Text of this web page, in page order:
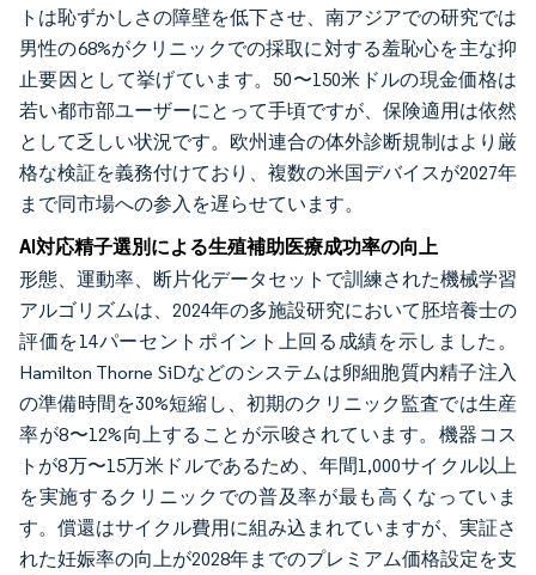
トは恥ずかしさの障壁を低下させ、南アジアでの研究では
男性の68%がクリニックでの採取に対する羞恥心を主な抑
止要因として挙げています。50〜150米ドルの現金価格は
若い都市部ユーザーにとって手頃ですが、保険適用は依然
として乏しい状況です。欧州連合の体外診断規制はより厳
格な検証を義務付けており、複数の米国デバイスが2027年
まで同市場への参入を遅らせています。
AI対応精子選別による生殖補助医療成功率の向上
形態、運動率、断片化データセットで訓練された機械学習
アルゴリズムは、2024年の多施設研究において胚培養士の
評価を14パーセントポイント上回る成績を示しました。
Hamilton Thorne SiDなどのシステムは卵細胞質内精子注入
の準備時間を30%短縮し、初期のクリニック監査では生産
率が8〜12%向上することが示唆されています。機器コス
トが8万〜15万米ドルであるため、年間1,000サイクル以上
を実施するクリニックでの普及率が最も高くなっていま
す。償還はサイクル費用に組み込まれていますが、実証さ
れた妊娠率の向上が2028年までのプレミアム価格設定を支